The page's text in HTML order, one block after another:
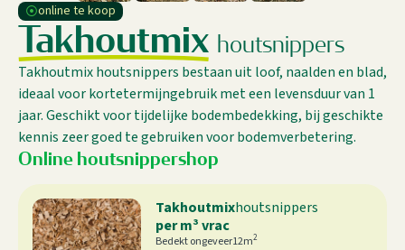
⦿online te koop
Takhoutmix houtsnippers
Takhoutmix houtsnippers bestaan uit loof, naalden en blad,
ideaal voor kortetermijngebruik met een levensduur van 1
jaar. Geschikt voor tijdelijke bodembedekking, bij geschikte
kennis zeer goed te gebruiken voor bodemverbetering.
Online houtsnippershop
Takhoutmixhoutsnippers
per m³ vrac
Bedekt ongeveer12m2